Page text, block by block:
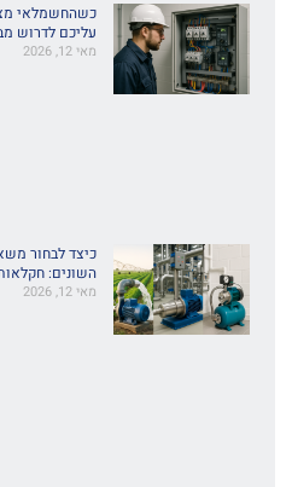
כשהחשמלאי מציג
עליכם לדרוש
מאי 12, 2026
כיצד לבחור
השונים: חקלאות,
מאי 12, 2026